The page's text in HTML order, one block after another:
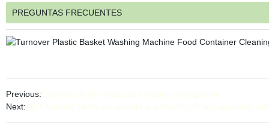
PREGUNTAS FRECUENTES
Previous:
Next: